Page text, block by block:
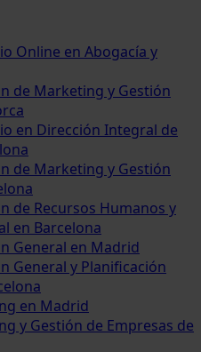
Online en Abogacía y
de Marketing y Gestión
en Dirección Integral de
de Marketing y Gestión
de Recursos Humanos y
en Barcelona
General en Madrid
General y Planificación
en Madrid
y Gestión de Empresas de